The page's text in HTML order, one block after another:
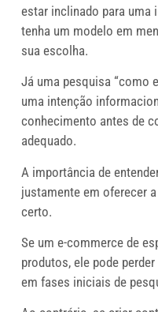
estar inclinado para uma
tenha um modelo em
sua escolha.
Já uma pesquisa “como
uma intenção
conhecimento antes de
adequado.
A importância de
justamente em oferecer
certo.
Se um e-commerce de
produtos, ele pode
em fases iniciais de